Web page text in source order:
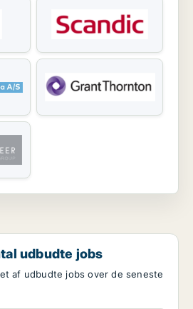
udbudte jobs
af udbudte jobs over de seneste